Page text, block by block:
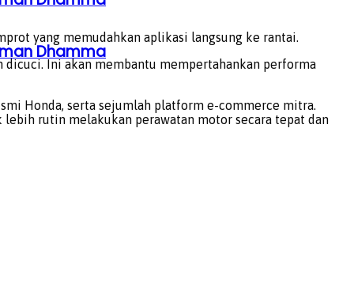
Dhamma
yang memudahkan aplikasi langsung ke rantai.
Ini akan membantu mempertahankan performa
Honda, serta sejumlah platform e-commerce mitra.
lebih rutin melakukan perawatan motor secara tepat dan